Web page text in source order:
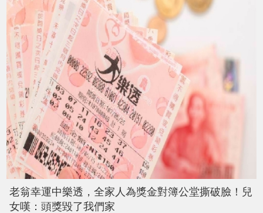
老翁幸運中樂透，全家人為獎金對簿公堂撕破臉！兒
女嘆：頭獎毀了我們家